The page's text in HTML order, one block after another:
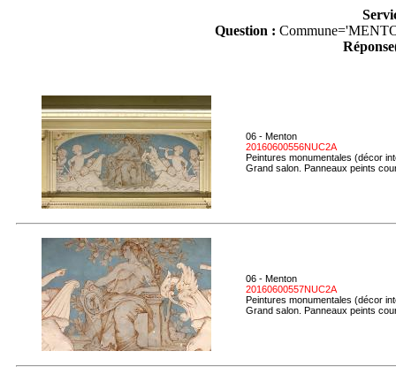
Question :
06 - Menton
20160600556NUC2A
Peintures monumentales (décor
Grand salon. Panneaux peints
06 - Menton
20160600557NUC2A
Peintures monumentales (décor
Grand salon. Panneaux peints